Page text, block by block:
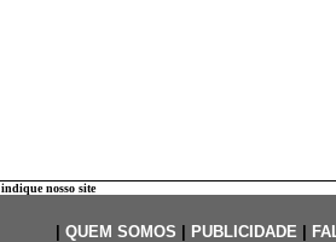
indique nosso site
QUEM SOMOS PUBLICIDADE|